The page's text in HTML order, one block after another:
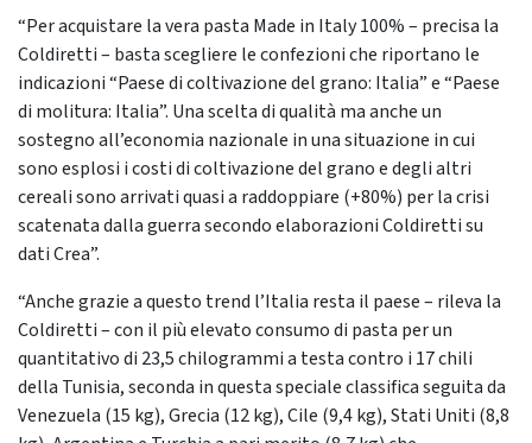
“Per acquistare la vera pasta Made in Italy 100% – precisa la
Coldiretti – basta scegliere le confezioni che riportano le
indicazioni “Paese di coltivazione del grano: Italia” e “Paese
di molitura: Italia”. Una scelta di qualità ma anche un
sostegno all’economia nazionale in una situazione in cui
sono esplosi i costi di coltivazione del grano e degli altri
cereali sono arrivati quasi a raddoppiare (+80%) per la crisi
scatenata dalla guerra secondo elaborazioni Coldiretti su
dati Crea”.
“Anche grazie a questo trend l’Italia resta il paese – rileva la
Coldiretti – con il più elevato consumo di pasta per un
quantitativo di 23,5 chilogrammi a testa contro i 17 chili
della Tunisia, seconda in questa speciale classifica seguita da
Venezuela (15 kg), Grecia (12 kg), Cile (9,4 kg), Stati Uniti (8,8